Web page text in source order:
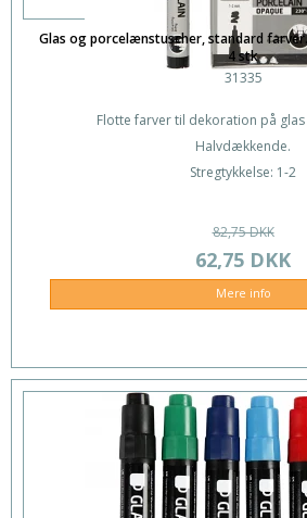
Glas og porcelænstuscher, standard
4 stk
31335
Flotte farver til dekoration på
Halvdækkende.
Stregtykkelse: 1-2
82,75 DKK
62,75 DKK
Mere info